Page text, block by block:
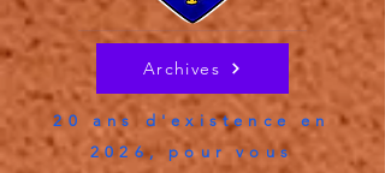
20 ans d'existence en
2026, pour vous
Archives